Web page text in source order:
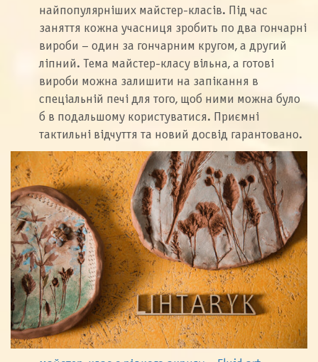
найпопулярніших майстер-класів. Під час
заняття кожна учасниця зробить по два гончарні
вироби – один за гончарним кругом, а другий
ліпний. Тема майстер-класу вільна, а готові
вироби можна залишити на запікання в
спеціальній печі для того, щоб ними можна було
б в подальшому користуватися. Приємні
тактильні відчуття та новий досвід гарантовано.